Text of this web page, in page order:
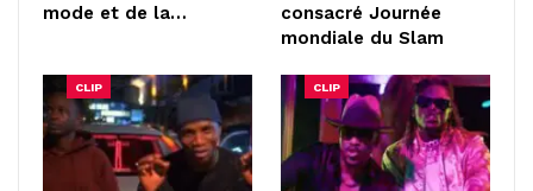
mode et de la…
consacré Journée
mondiale du Slam
CLIP CLIP